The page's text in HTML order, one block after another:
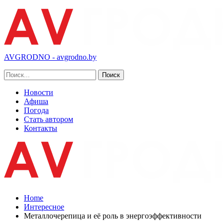
AVGRODNO - avgrodno.by
Новости
Афиша
Погода
Стать автором
Контакты
Home
Интересное
Металлочерепица и её роль в энергоэффективности